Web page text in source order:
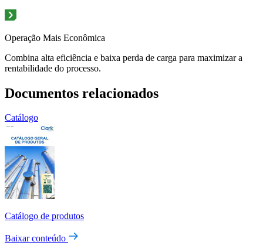
Operação Mais Econômica
Combina alta eficiência e baixa perda de carga para maximizar a
rentabilidade do processo.
Documentos relacionados
Catálogo
Catálogo de produtos
Baixar conteúdo